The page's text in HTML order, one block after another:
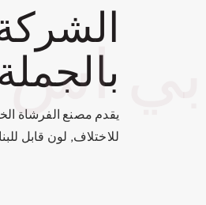
بييقدم مصنع الفرشاة
للاختلاف, لون قابل